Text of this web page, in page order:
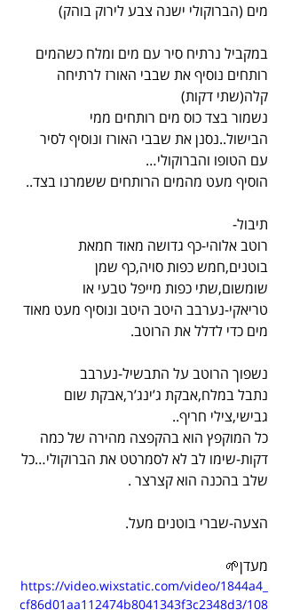
מים (הברוקולי ישנה צבע לירוק בוהק)
במקביל נרתיח סיר עם מים ומלח כשהמים
רותחים נוסיף את שבבי האורז לרתיחה
קלה(שתי דקות)
נשמור בצד כוס מים רותחים ממי
הבישול..נסנן את שבבי האורז ונוסיף לסיר
עם הטופו והברוקולי…
הוסיף מעט מהמים הרותחים ששמרנו בצד..
תיבול-
רוטב אלוהי-כף גדושה מאוד חמאת
בוטנים,חמש כפות סויה,כף שמן
שומשום,שתי כפות מייפל טבעי או
טריאקי-נערבב היטב היטב ונוסיף מעט מאוד
מים כדי לדלל את הרוטב.
נשפוך הרוטב על התבשיל-נערבב
נתבל במלח,אבקת ג’ינג’ר,אבקת שום
גבישי,צילי חריף..
כל המוקפץ הוא בהקפצה מהירה של כמה
דקות-שימו לב לא לסמרטט את הברוקולי…כל
שלב בהכנה הוא קצרצר .
הצעה-שברי בוטנים מעל.
מעדן🌱
https://video.wixstatic.com/video/1844a4_
cf86d01aa112474b8041343f3c2348d3/108